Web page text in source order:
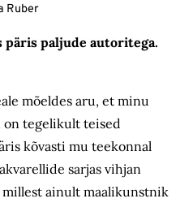
Ruber
päris paljude autoritega.
mõeldes aru, et minu
on tegelikult teised
kõvasti mu teekonnal
sarjas vihjan
ainult maalikunstnik